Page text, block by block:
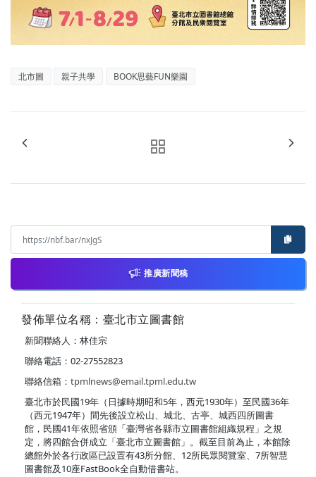
北市圖 親子共學 BOOK思藝FUN樂園
推廣新聞稿
發佈單位名稱：臺北市立圖書館
新聞聯絡人：林佳宗
聯絡電話：02-27552823
聯絡信箱： tpmlnews@email.tpml.edu.tw
臺北市於民國19年（日據時期昭和5年，西元1930年）至民國36年
（西元1947年）間先後設立松山、城北、古亭、城西四所圖書
館，民國41年依照省頒「臺灣省各縣市立圖書館組織規程」之規
定，將四館合併成立「臺北市立圖書館」。截至目前為止，本館除
總館外於各行政區已設置有43所分館、12所民眾閱覽室、7所智慧
圖書館及10座FastBook全自動借書站。